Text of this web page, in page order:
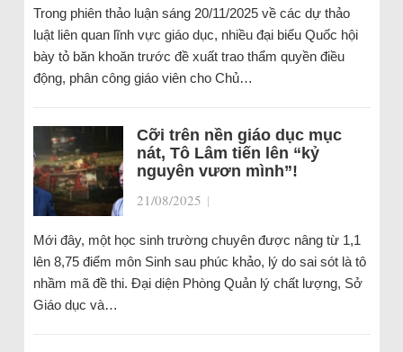
Trong phiên thảo luận sáng 20/11/2025 về các dự thảo
luật liên quan lĩnh vực giáo dục, nhiều đại biểu Quốc hội
bày tỏ băn khoăn trước đề xuất trao thẩm quyền điều
động, phân công giáo viên cho Chủ…
Cỡi trên nền giáo dục mục
nát, Tô Lâm tiến lên “kỷ
nguyên vươn mình”!
21/08/2025 |
Mới đây, một học sinh trường chuyên được nâng từ 1,1
lên 8,75 điểm môn Sinh sau phúc khảo, lý do sai sót là tô
nhầm mã đề thi. Đại diện Phòng Quản lý chất lượng, Sở
Giáo dục và…